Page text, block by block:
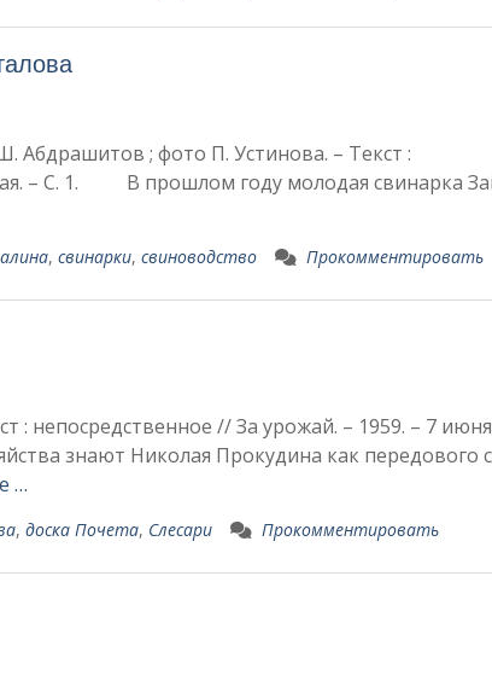
; фото П. Устинова. – Текст :
– С. 1. В прошлом году молодая сви­нарка
, свинарки, свиноводство Прокомментировать
: непосредственное // За урожай. – 1959. – 7
зна­ют Николая Прокудина как передового
…
, доска Почета, Слесари Прокомментировать